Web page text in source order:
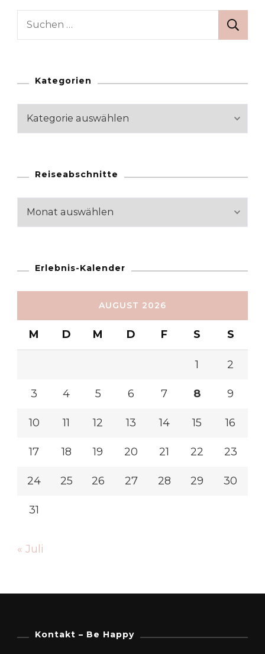
Suchen
Kategorien
Kategorien
Reiseabschnitte
Reiseabschnitte
Erlebnis-Kalender
AUGUST 2026
M D M D F S S
1 2
3 4 5 6 7 8 9
10 11 12 13 14 15 16
17 18 19 20 21 22 23
24 25 26 27 28 29 30
31
« Juli
Kontakt – Be Happy